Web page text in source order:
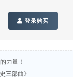
登录购买
力量！
三部曲》